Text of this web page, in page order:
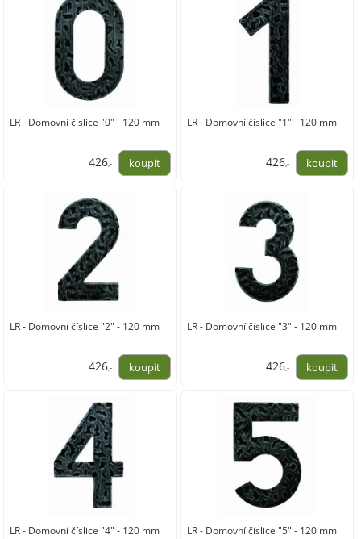
LR - Domovní číslice "0" - 120 mm
426,-
LR - Domovní číslice "1" - 120 mm
426,-
LR - Domovní číslice "2" - 120 mm
426,-
LR - Domovní číslice "3" - 120 mm
426,-
LR - Domovní číslice "4" - 120 mm LR - Domovní číslice "5" - 120 mm